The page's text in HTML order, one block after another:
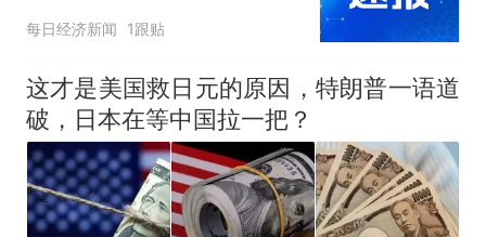
基点
每日经济新闻 1跟贴
这才是美国救日元的原因，特朗普一语道
破，日本在等中国拉一把？